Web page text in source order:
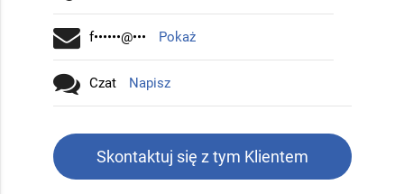
f••••••@••• Pokaż
Czat Napisz
Skontaktuj się z tym Klientem